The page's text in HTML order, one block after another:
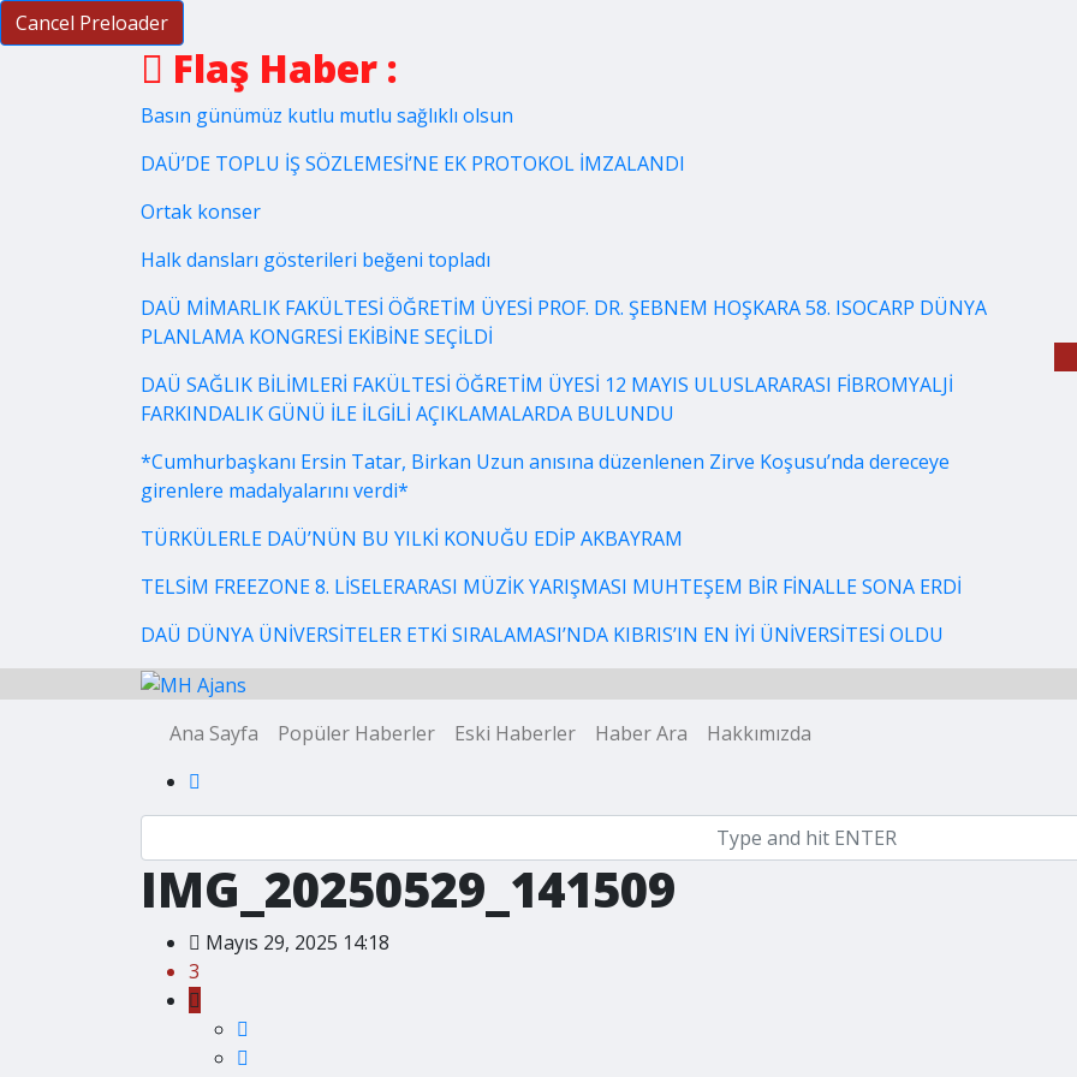
Cancel Preloader
Flaş Haber :
Basın günümüz kutlu mutlu sağlıklı olsun
DAÜ’DE TOPLU İŞ SÖZLEMESİ’NE EK PROTOKOL İMZALANDI
Ortak konser
Halk dansları gösterileri beğeni topladı
DAÜ MİMARLIK FAKÜLTESİ ÖĞRETİM ÜYESİ PROF. DR. ŞEBNEM HOŞKARA 58. ISOCARP DÜNYA
PLANLAMA KONGRESİ EKİBİNE SEÇİLDİ
DAÜ SAĞLIK BİLİMLERİ FAKÜLTESİ ÖĞRETİM ÜYESİ 12 MAYIS ULUSLARARASI FİBROMYALJİ
FARKINDALIK GÜNÜ İLE İLGİLİ AÇIKLAMALARDA BULUNDU
*Cumhurbaşkanı Ersin Tatar, Birkan Uzun anısına düzenlenen Zirve Koşusu’nda dereceye
girenlere madalyalarını verdi*
TÜRKÜLERLE DAÜ’NÜN BU YILKİ KONUĞU EDİP AKBAYRAM
TELSİM FREEZONE 8. LİSELERARASI MÜZİK YARIŞMASI MUHTEŞEM BİR FİNALLE SONA ERDİ
DAÜ DÜNYA ÜNİVERSİTELER ETKİ SIRALAMASI’NDA KIBRIS’IN EN İYİ ÜNİVERSİTESİ OLDU
Ana Sayfa Popüler Haberler Eski Haberler Haber Ara Hakkımızda
IMG_20250529_141509
Mayıs 29, 2025 14:18
3